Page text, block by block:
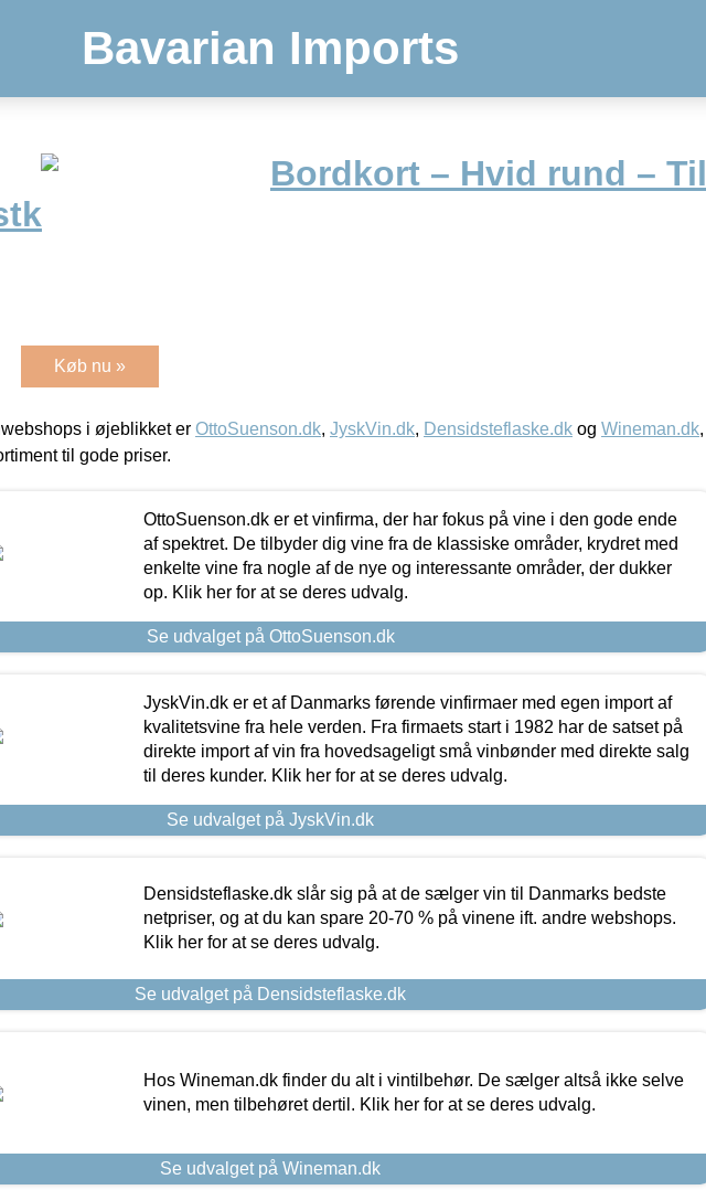
Bavarian Imports
Bordkort – Hvid rund – Til
Køb nu »
i øjeblikket er OttoSuenson.dk, JyskVin.dk, Densidsteflaske.dk og Wineman.dk,
til gode priser.
OttoSuenson.dk er et vinfirma, der har fokus på vine i den gode ende
af spektret. De tilbyder dig vine fra de klassiske områder, krydret med
enkelte vine fra nogle af de nye og interessante områder, der dukker
op. Klik her for at se deres udvalg.
Se udvalget på OttoSuenson.dk
JyskVin.dk er et af Danmarks førende vinfirmaer med egen import af
kvalitetsvine fra hele verden. Fra firmaets start i 1982 har de satset på
direkte import af vin fra hovedsageligt små vinbønder med direkte salg
til deres kunder. Klik her for at se deres udvalg.
Se udvalget på JyskVin.dk
Densidsteflaske.dk slår sig på at de sælger vin til Danmarks bedste
netpriser, og at du kan spare 20-70 % på vinene ift. andre webshops.
Klik her for at se deres udvalg.
Se udvalget på Densidsteflaske.dk
Hos Wineman.dk finder du alt i vintilbehør. De sælger altså ikke selve
vinen, men tilbehøret dertil. Klik her for at se deres udvalg.
Se udvalget på Wineman.dk